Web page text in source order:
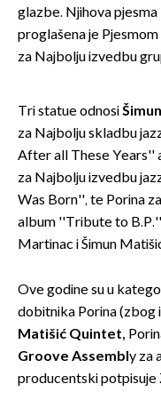
glazbe. Njihova pjesma
proglašena je
za Najbolju izvedbu
Tri statue odnosi
za Najbolju skladbu
After all These Years''
za Najbolju izvedbu
Was Born'', te Porina
album ''Tribute to
Martinac i Šimun
Ove godine su u
dobitnika Porina (zbog
Matišić Quintet,
Groove Assembly za
producentski potpisuje